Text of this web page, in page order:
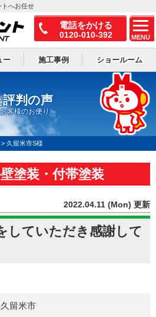
電話をかける
0120-010-392 MENU
トへお任せ
ー 施工事例 ショールーム
判の声
客様のお便り
> 久留米市S様
塗装・付帯塗装
2022.04.11 (Mon) 更新
していただき感謝して
留米市